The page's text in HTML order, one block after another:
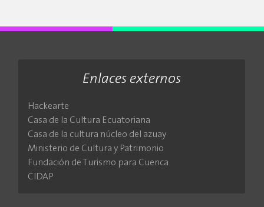
Enlaces externos
Hackearte
Casa de la Cultura Ecuatoriana
Casa de la cultura núcleo del azuay
Ministerio de Cultura y Patrimonio
Fundación de Turismo para Cuenca
CIDAP